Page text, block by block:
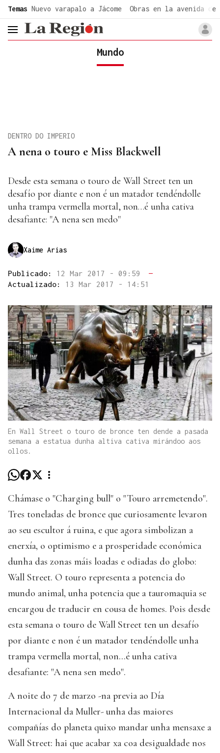
Temas Nuevo varapalo a Jácome Obras en la avenida de
header.menu.open
Mundo
A nena o touro e Miss Blackwell
DENTRO DO IMPERIO
Desde esta semana o touro de Wall Street ten un
desafío por diante e non é un matador tendéndolle
unha trampa vermella mortal, non…é unha cativa
desafiante: "A nena sen medo"
Xaime Arias
Publicado: 12 Mar 2017 - 09:59
—
Actualizado: 13 Mar 2017 - 14:51
En Wall Street o touro de bronce ten dende a pasada
semana a estatua dunha altiva cativa mirándoo aos
ollos.
Chámase o "Charging bull" o "Touro arremetendo".
Tres toneladas de bronce que curiosamente levaron
ao seu escultor á ruina, e que agora simbolizan a
enerxía, o optimismo e a prosperidade económica
dunha das zonas máis loadas e odiadas do globo:
Wall Street. O touro representa a potencia do
mundo animal, unha potencia que a tauromaquia se
encargou de traducir en cousa de homes. Pois desde
esta semana o touro de Wall Street ten un desafío
por diante e non é un matador tendéndolle unha
trampa vermella mortal, non…é unha cativa
desafiante: "A nena sen medo".
A noite do 7 de marzo -na previa ao Día
Internacional da Muller- unha das maiores
compañías do planeta quixo mandar unha mensaxe a
Wall Street: hai que acabar xa coa desigualdade nos